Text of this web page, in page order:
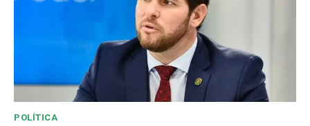
POLÍTICA